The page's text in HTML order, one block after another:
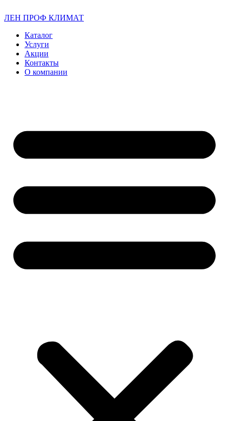
ЛЕН ПРОФ КЛИМАТ
Каталог
Услуги
Акции
Контакты
О компании